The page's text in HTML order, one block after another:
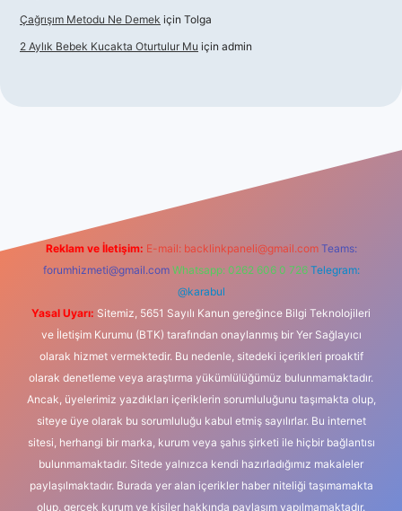
Çağrışım Metodu Ne Demek için Tolga
2 Aylık Bebek Kucakta Oturtulur Mu için admin
Reklam ve İletişim: E-mail: backlinkpaneli@gmail.com Teams:
forumhizmeti@gmail.com Whatsapp: 0262 606 0 726 Telegram:
@karabul
Yasal Uyarı: Sitemiz, 5651 Sayılı Kanun gereğince Bilgi Teknolojileri
ve İletişim Kurumu (BTK) tarafından onaylanmış bir Yer Sağlayıcı
olarak hizmet vermektedir. Bu nedenle, sitedeki içerikleri proaktif
olarak denetleme veya araştırma yükümlülüğümüz bulunmamaktadır.
Ancak, üyelerimiz yazdıkları içeriklerin sorumluluğunu taşımakta olup,
siteye üye olarak bu sorumluluğu kabul etmiş sayılırlar. Bu internet
sitesi, herhangi bir marka, kurum veya şahıs şirketi ile hiçbir bağlantısı
bulunmamaktadır. Sitede yalnızca kendi hazırladığımız makaleler
paylaşılmaktadır. Burada yer alan içerikler haber niteliği taşımamakta
olup, gerçek kurum ve kişiler hakkında paylaşım yapılmamaktadır.